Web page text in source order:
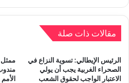
مقالات ذات صلة
الرئيس الإيطالي: تسوية النزاع في
الصحراء الغربية يجب أن يولي
الاعتبار الواجب لحقوق الشعب
ممثل